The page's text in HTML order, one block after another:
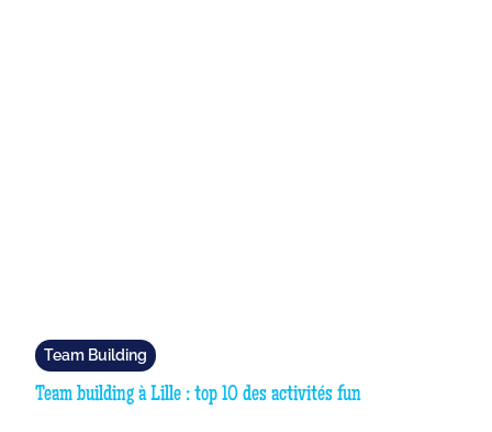
Team Building
Team building à Lille : top 10 des activités fun